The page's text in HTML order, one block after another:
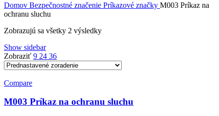
Domov Bezpečnostné značenie Príkazové značky M003 Príkaz na
ochranu sluchu
Zobrazujú sa všetky 2 výsledky
Show sidebar
Zobraziť 9 24 36
Compare
M003 Príkaz na ochranu sluchu